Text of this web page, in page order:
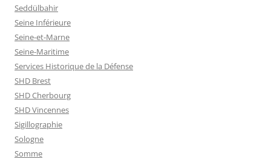
Seddülbahir
Seine Inférieure
Seine-et-Marne
Seine-Maritime
Services Historique de la Défense
SHD Brest
SHD Cherbourg
SHD Vincennes
Sigillographie
Sologne
Somme